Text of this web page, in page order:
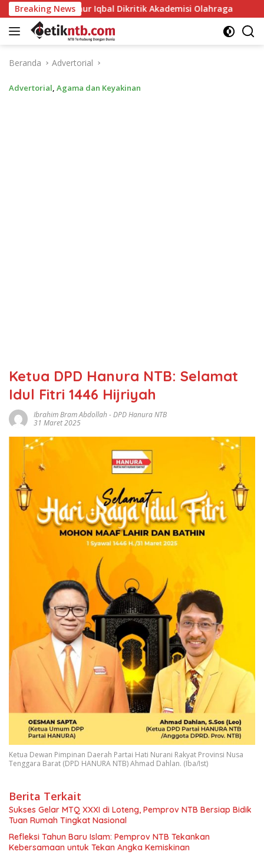
Langsung
ke
konten
Breaking News
Iqbal Dikritik Akademisi Olahraga Mori Hanafi
Beranda Advertorial
Advertorial, Agama dan Keyakinan
Ketua DPD Hanura NTB: Selamat
Idul Fitri 1446 Hijriyah
Ibrahim Bram Abdollah -DPD Hanura NTB
31 Maret 2025
Ketua Dewan Pimpinan Daerah Partai Hati Nurani Rakyat Provinsi Nusa
Tenggara Barat (DPD HANURA NTB) Ahmad Dahlan. (Iba/Ist)
Berita Terkait
Sukses Gelar MTQ XXXI di Loteng, Pemprov NTB Bersiap Bidik
Tuan Rumah Tingkat Nasional
Refleksi Tahun Baru Islam: Pemprov NTB Tekankan
Kebersamaan untuk Tekan Angka Kemiskinan